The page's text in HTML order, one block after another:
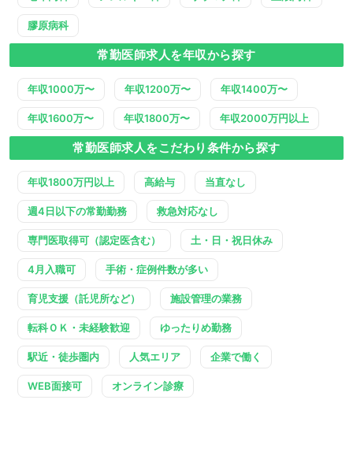
膠原病科
常勤医師求人を年収から探す
年収1000万〜 年収1200万〜 年収1400万〜
年収1600万〜 年収1800万〜 年収2000万円以上
常勤医師求人をこだわり条件から探す
年収1800万円以上 高給与 当直なし
週4日以下の常勤勤務 救急対応なし
専門医取得可（認定医含む） 土・日・祝日休み
4月入職可 手術・症例件数が多い
育児支援（託児所など） 施設管理の業務
転科ＯＫ・未経験歓迎 ゆったりめ勤務
駅近・徒歩圏内 人気エリア 企業で働く
WEB面接可 オンライン診療